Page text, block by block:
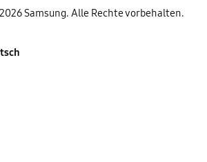
Samsung. Alle Rechte vorbehalten.